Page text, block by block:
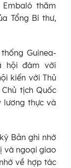
Embaló thăm
Tổng Bí thư,
Guinea-
hội đàm với
kiến với Thủ
tịch Quốc
lương thực và
Bản ghi nhớ
và ngoại giao
về hợp tác